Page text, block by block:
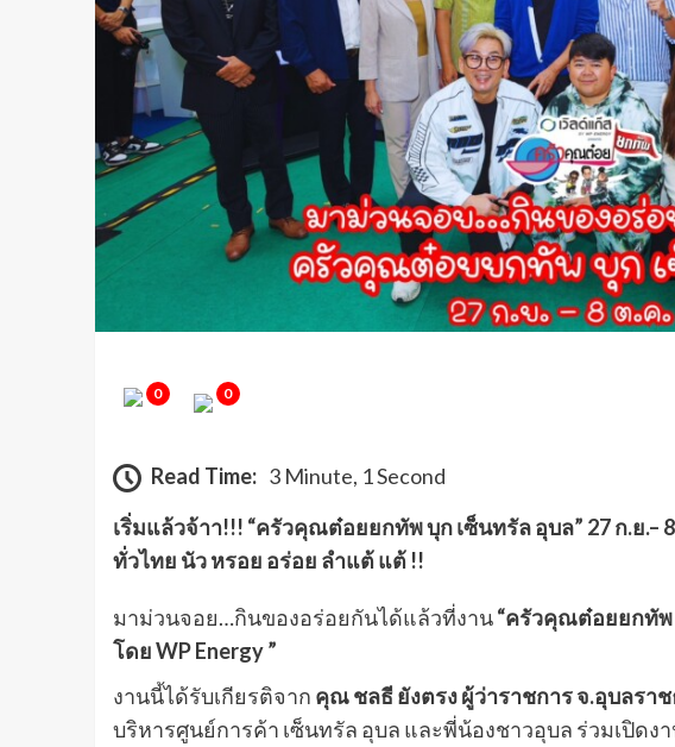
0 0
Read Time: 3 Minute, 1 Second
เริ่มแล้วจ้าา!!! “ครัวคุณต๋อยยกทัพ บุก เซ็นทรัล อุบล” 27 ก.ย.–
ทั่วไทย นัว หรอย อร่อย ลำแต้ แต้ !!
มาม่วนจอย…กินของอร่อยกันได้แล้วที่งาน“ครัวคุณต๋อยยกทัพ
โดย WP Energy ”
งานนี้ได้รับเกียรติจาก คุณ ชลธี ยังตรง ผู้ว่าราชการ จ.อุบลรา
บริหารศูนย์การค้า เซ็นทรัล อุบล และพี่น้องชาวอุบล ร่วมเปิด